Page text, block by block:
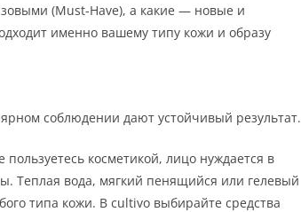
(Must-Have), а какие — новые и
именно вашему типу кожи и образу
соблюдении дают устойчивый результат.
косметикой, лицо нуждается в
Теплая вода, мягкий пенящийся или гелевый
типа кожи. В cultivo выбирайте средства